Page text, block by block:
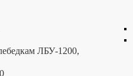
ЛБУ-1200,